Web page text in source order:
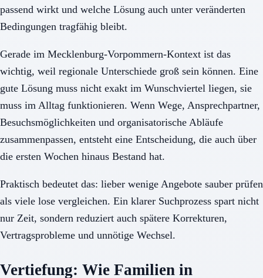
passend wirkt und welche Lösung auch unter veränderten
Bedingungen tragfähig bleibt.
Gerade im Mecklenburg-Vorpommern-Kontext ist das
wichtig, weil regionale Unterschiede groß sein können. Eine
gute Lösung muss nicht exakt im Wunschviertel liegen, sie
muss im Alltag funktionieren. Wenn Wege, Ansprechpartner,
Besuchsmöglichkeiten und organisatorische Abläufe
zusammenpassen, entsteht eine Entscheidung, die auch über
die ersten Wochen hinaus Bestand hat.
Praktisch bedeutet das: lieber wenige Angebote sauber prüfen
als viele lose vergleichen. Ein klarer Suchprozess spart nicht
nur Zeit, sondern reduziert auch spätere Korrekturen,
Vertragsprobleme und unnötige Wechsel.
Vertiefung: Wie Familien in